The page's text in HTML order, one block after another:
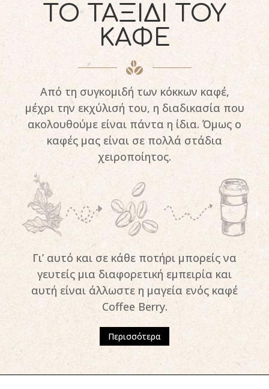
ΤΟ ΤΑΞΙΔΙ ΤΟΥ
ΚΑΦΕ
Από τη συγκομιδή των κόκκων καφέ,
μέχρι την εκχύλισή του, η διαδικασία που
ακολουθούμε είναι πάντα η ίδια. Όμως ο
καφές μας είναι σε πολλά στάδια
χειροποίητος.
Γι’ αυτό και σε κάθε ποτήρι μπορείς να
γευτείς μια διαφορετική εμπειρία και
αυτή είναι άλλωστε η μαγεία ενός καφέ
Coffee Berry.
Περισσότερα